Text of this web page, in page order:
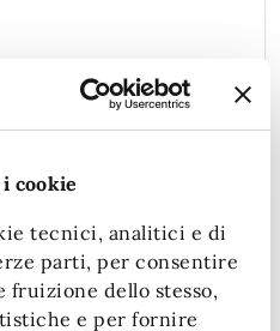
cookie
tecnici, analitici e di
parti, per consentire
fruizione dello stesso,
e per fornire
di